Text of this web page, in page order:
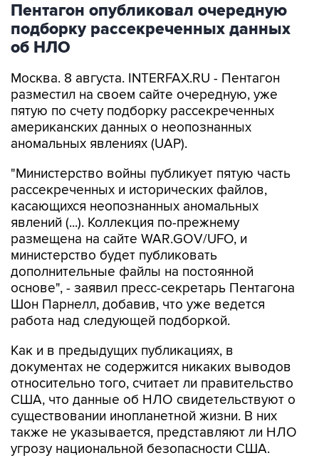
Пентагон опубликовал очередную
подборку рассекреченных данных
об НЛО
Москва. 8 августа. INTERFAX.RU - Пентагон
разместил на своем сайте очередную, уже
пятую по счету подборку рассекреченных
американских данных о неопознанных
аномальных явлениях (UAP).
"Министерство войны публикует пятую часть
рассекреченных и исторических файлов,
касающихся неопознанных аномальных
явлений (...). Коллекция по-прежнему
размещена на сайте WAR.GOV/UFO, и
министерство будет публиковать
дополнительные файлы на постоянной
основе", - заявил пресс-секретарь Пентагона
Шон Парнелл, добавив, что уже ведется
работа над следующей подборкой.
Как и в предыдущих публикациях, в
документах не содержится никаких выводов
относительно того, считает ли правительство
США, что данные об НЛО свидетельствуют о
существовании инопланетной жизни. В них
также не указывается, представляют ли НЛО
угрозу национальной безопасности США.